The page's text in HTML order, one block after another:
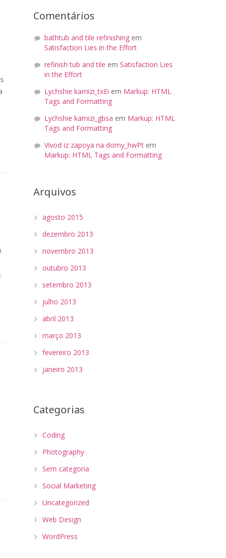
Comentários
bathtub and tile refinishing em
Satisfaction Lies in the Effort
refinish tub and tile em Satisfaction Lies
in the Effort
Lychshie karnizi_txEi em Markup: HTML
Tags and Formatting
Lychshie karnizi_gbsa em Markup: HTML
Tags and Formatting
Vivod iz zapoya na domy_hwPt em
Markup: HTML Tags and Formatting
Arquivos
agosto 2015
dezembro 2013
novembro 2013
outubro 2013
setembro 2013
julho 2013
abril 2013
março 2013
fevereiro 2013
janeiro 2013
Categorias
Coding
Photography
Sem categoria
Social Marketing
Uncategorized
Web Design
WordPress